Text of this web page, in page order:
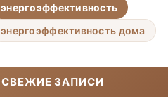
энергоэффективность
энергоэффективность дома
СВЕЖИЕ ЗАПИСИ